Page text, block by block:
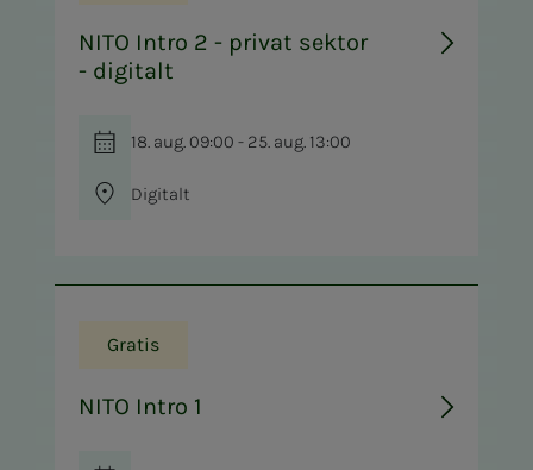
NITO Intro 2 - privat sektor
- digitalt
18. aug. 09:00 - 25. aug. 13:00
Digitalt
Gratis
NITO Intro 1